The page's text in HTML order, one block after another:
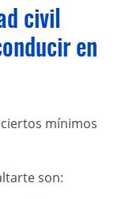
civil
en
mínimos
son: